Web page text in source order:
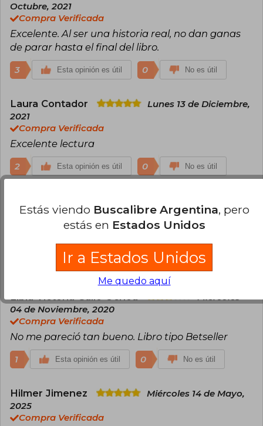
Octubre, 2021
Compra Verificada
Excelente. Al ser una historia real, no dan ganas
de parar hasta el final del libro.
3 Esta opinión es útil 0 No es útil
Laura Contador
Lunes 13 de Diciembre,
2021
Compra Verificada
Excelente lectura
2 Esta opinión es útil 0 No es útil
Sábado 06 de Febrero, 2021
Compra Verificada
Esta opinión es útil 0 No es útil
Miércoles
04 de Noviembre, 2020
Compra Verificada
No me pareció tan bueno. Libro tipo Betseller
1 Esta opinión es útil 0 No es útil
Hilmer Jimenez
Miércoles 14 de Mayo,
2025
Compra Verificada
Estás viendo Buscalibre Argentina, pero
estás en Estados Unidos
Ir a Estados Unidos
Me quedo aquí